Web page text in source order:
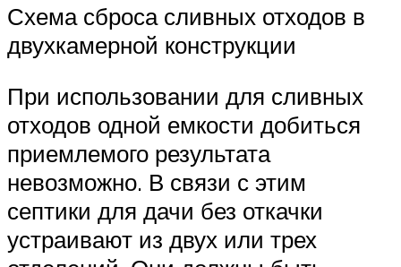
Схема сброса сливных отходов в
двухкамерной конструкции
При использовании для сливных
отходов одной емкости добиться
приемлемого результата
невозможно. В связи с этим
септики для дачи без откачки
устраивают из двух или трех